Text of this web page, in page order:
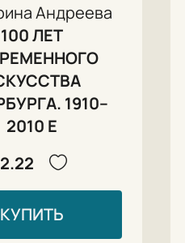
Андреева
100 ЛЕТ
1910–
2010 Е
КУПИТЬ